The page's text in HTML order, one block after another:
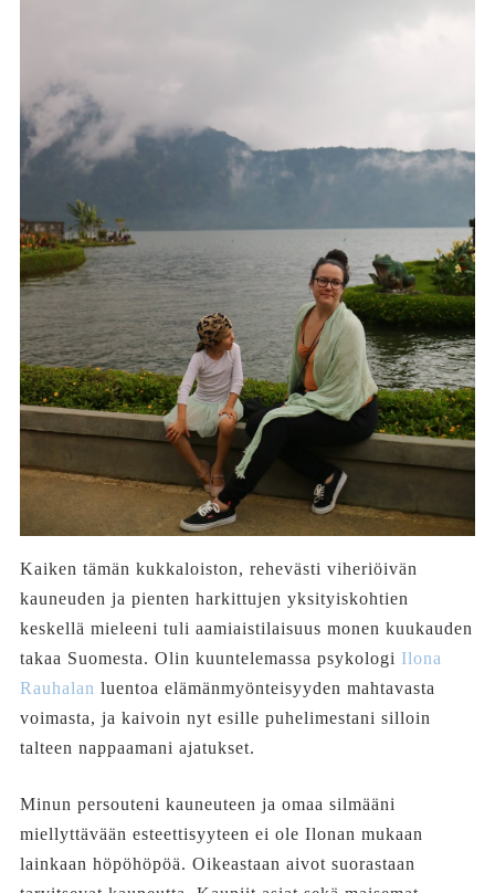
Kaiken tämän kukkaloiston, rehevästi viheriöivän
kauneuden ja pienten harkittujen yksityiskohtien
keskellä mieleeni tuli aamiaistilaisuus monen kuukauden
takaa Suomesta. Olin kuuntelemassa psykologi Ilona
Rauhalan luentoa elämänmyönteisyyden mahtavasta
voimasta, ja kaivoin nyt esille puhelimestani silloin
talteen nappaamani ajatukset.
Minun persouteni kauneuteen ja omaa silmääni
miellyttävään esteettisyyteen ei ole Ilonan mukaan
lainkaan höpöhöpöä. Oikeastaan aivot suorastaan